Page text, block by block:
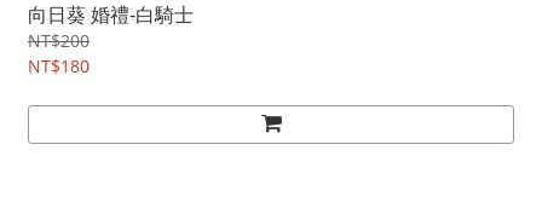
向日葵 婚禮-白騎士
NT$200
NT$180